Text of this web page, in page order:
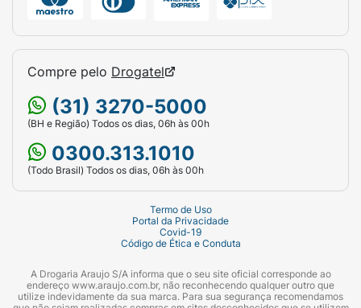
Vibe.
Compre pelo Drogatel
(31) 3270-5000
(BH e Região) Todos os dias, 06h às 00h
0300.313.1010
(Todo Brasil) Todos os dias, 06h às 00h
Termo de Uso
Portal da Privacidade
Covid-19
Código de Ética e Conduta
A Drogaria Araujo S/A informa que o seu site oficial corresponde ao
endereço www.araujo.com.br, não reconhecendo qualquer outro que
utilize indevidamente da sua marca. Para sua segurança recomendamos